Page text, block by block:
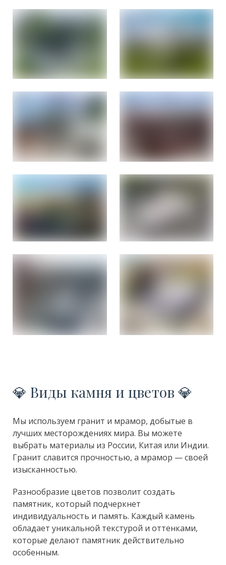
💎 Виды камня и цветов 💎
Мы используем гранит и мрамор, добытые в
лучших месторождениях мира. Вы можете
выбрать материалы из России, Китая или Индии.
Гранит славится прочностью, а мрамор — своей
изысканностью.
Разнообразие цветов позволит создать
памятник, который подчеркнет
индивидуальность и память. Каждый камень
обладает уникальной текстурой и оттенками,
которые делают памятник действительно
особенным.